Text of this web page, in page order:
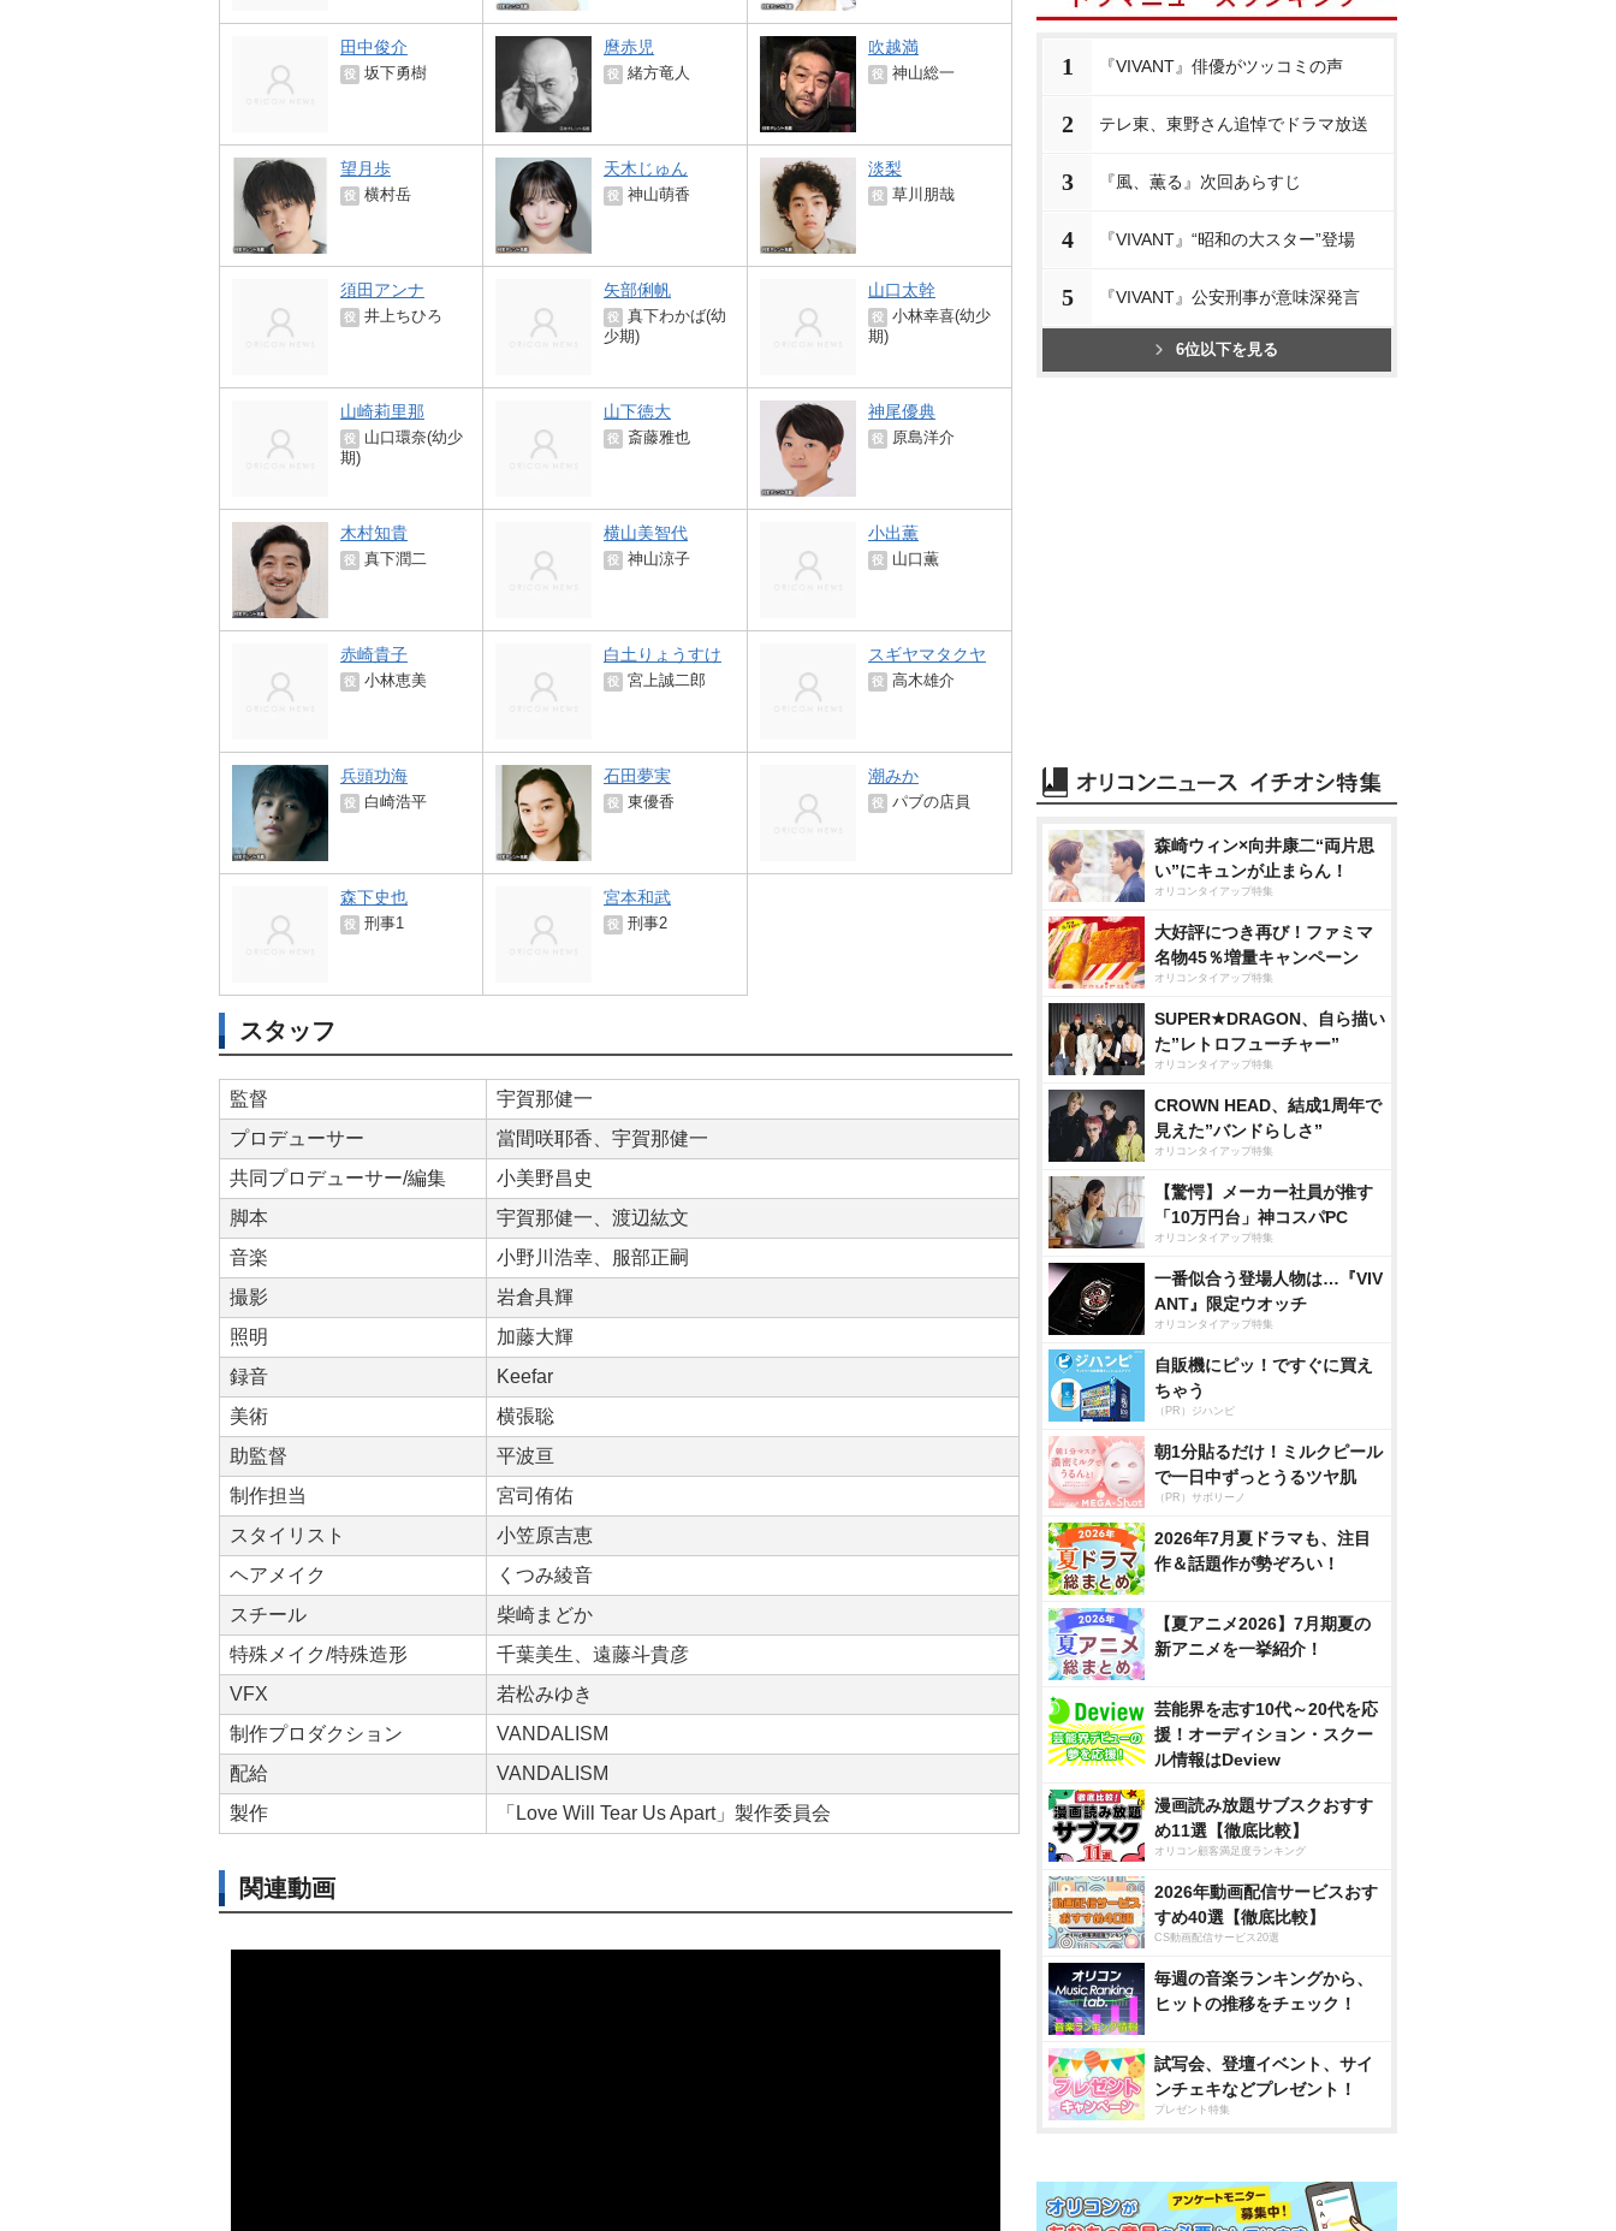
田中俊介
役 坂下勇樹
麿赤児
役 緒方竜人
吹越満
役 神山総一
望月歩
役 横村岳
天木じゅん
役 神山萌香
淡梨
役 草川朋哉
須田アンナ
役 井上ちひろ
矢部俐帆
役
真下わかば(幼
少期)
山口太幹
役
小林幸喜(幼少
期)
山崎莉里那
役
山口環奈(幼少
期)
山下徳大
役 斎藤雅也
神尾優典
役 原島洋介
木村知貴
役 真下潤二
横山美智代
役 神山涼子
小出薫
役 山口薫
赤崎貴子
役 小林恵美
白土りょうすけ
役 宮上誠二郎
スギヤマタクヤ
役 高木雄介
兵頭功海
役 白崎浩平
石田夢実
役 東優香
潮みか
役 パブの店員
森下史也
役 刑事1
宮本和武
役 刑事2
スタッフ
監督
宇賀那健一
プロデューサー
當間咲耶香、宇賀那健一
共同プロデューサー/編集
小美野昌史
脚本
宇賀那健一、渡辺紘文
音楽
小野川浩幸、服部正嗣
撮影
倉具輝
照明
加藤大輝
録音
Keefar
美術
横張聡
助監督
平波亘
制作担当
宮司侑佑
スタイリスト
小笠原吉恵
ヘアメイク
くつみ綾音
スチール
柴崎まどか
特殊メイク/特殊造形
千葉美生、遠藤斗貴彦
VFX
若松みゆき
制作プロダクション
VANDALISM
配給
VANDALISM
製作
「Love Will Tear Us Apart」製作委員会
関連動画
1 『VIVANT』俳優がツッコミの声
2 テレ東、東野さん追悼でドラマ放送
3 『風、薫る』次回あらすじ
4 『VIVANT』“昭和の大スター”登場
5 『VIVANT』公安刑事が意味深発言
6位以下を見る
森崎ウィン×向井康二“両片思
い”にキュンが止まらん！
オリコンタイアップ特集
大好評につき再び！ファミマ
名物45％増量キャンペーン
オリコンタイアップ特集
SUPER★DRAGON、自ら描い
た”レトロフューチャー”
オリコンタイアップ特集
CROWN HEAD、結成1周年で
見えた”バンドらしさ”
オリコンタイアップ特集
【驚愕】メーカー社員が推す
「10万円台」神コスパPC
オリコンタイアップ特集
一番似合う登場人物は…『VIV
ANT』限定ウオッチ
オリコンタイアップ特集
自販機にピッ！ですぐに買え
ちゃう
（PR）ジハンピ
朝1分貼るだけ！ミルクピール
で一日中ずっとうるツヤ肌
（PR）サボリーノ
2026年7月夏ドラマも、注目
作＆話題作が勢ぞろい！
【夏アニメ2026】7月期夏の
新アニメを一挙紹介！
芸能界を志す10代～20代を応
援！オーディション・スクー
ル情報はDeview
漫画読み放題サブスクおすす
め11選【徹底比較】
オリコン顧客満足度ランキング
2026年動画配信サービスおす
すめ40選【徹底比較】
CS動画配信サービス20選
毎週の音楽ランキングから、
ヒットの推移をチェック！
試写会、登壇イベント、サイ
ンチェキなどプレゼント！
プレゼント特集